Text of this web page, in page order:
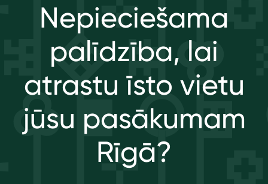
Nepieciešama
palīdzība, lai
atrastu īsto vietu
jūsu pasākumam
Rīgā?